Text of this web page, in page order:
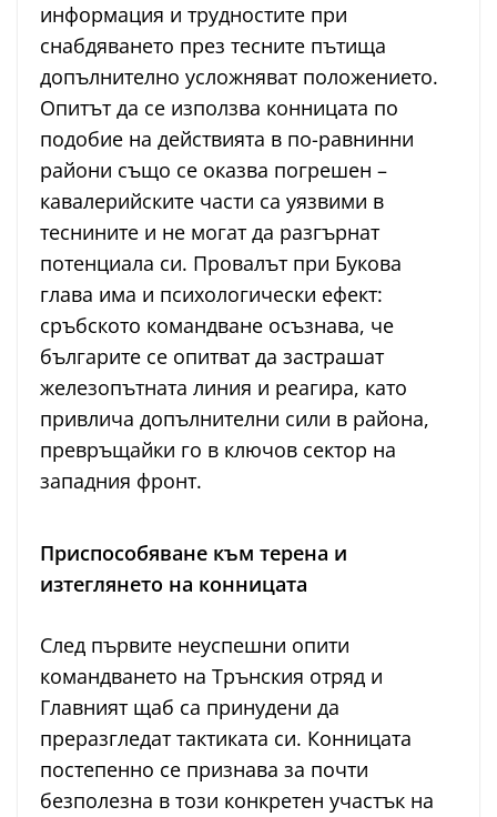
информация и трудностите при
снабдяването през тесните пътища
допълнително усложняват положението.
Опитът да се използва конницата по
подобие на действията в по-равнинни
райони също се оказва погрешен –
кавалерийските части са уязвими в
теснините и не могат да разгърнат
потенциала си. Провалът при Букова
глава има и психологически ефект:
сръбското командване осъзнава, че
българите се опитват да застрашат
железопътната линия и реагира, като
привлича допълнителни сили в района,
превръщайки го в ключов сектор на
западния фронт.
Приспособяване към терена и
изтеглянето на конницата
След първите неуспешни опити
командването на Трънския отряд и
Главният щаб са принудени да
преразгледат тактиката си. Конницата
постепенно се признава за почти
безполезна в този конкретен участък на